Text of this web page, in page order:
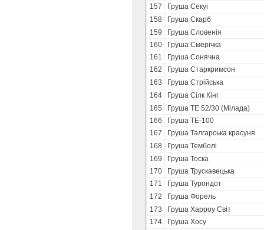
157
Груша Секуі
158
Груша Скарб
159
Груша Словенія
160
Груша Смерічка
161
Груша Сонячна
162
Груша Старкримсон
163
Груша Стрійська
164
Груша Сілк Кінг
165
Груша ТЕ 52/30 (Мілада)
166
Груша ТЕ-100
167
Груша Талгарська красуня
168
Груша Темболі
169
Груша Тоска
170
Груша Трускавецька
171
Груша Турондот
172
Груша Форель
173
Груша Харроу Світ
174
Груша Хосу